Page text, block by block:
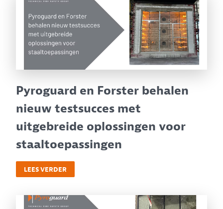
Pyroguard en Forster behalen
nieuw testsucces met
uitgebreide oplossingen voor
staaltoepassingen
LEES VERDER